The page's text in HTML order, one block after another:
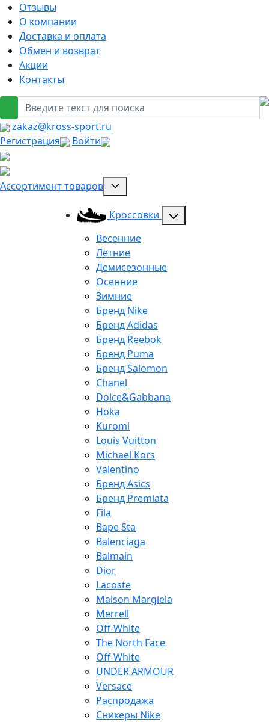
Отзывы
О компании
Доставка и оплата
Обмен и возврат
Акции
Контакты
zakaz@kross-sport.ru
Регистрация
Войти
Ассортимент товаров
Кроссовки
Весенние
Летние
Демисезонные
Осенние
Зимние
Бренд Nike
Бренд Adidas
Бренд Reebok
Бренд Puma
Бренд Salomon
Chanel
Dolce&Gabbana
Hoka
Kuromi
Louis Vuitton
Michael Kors
Valentino
Бренд Asics
Бренд Premiata
Fila
Bape Sta
Balenciaga
Balmain
Dior
Lacoste
Maison Margiela
Merrell
Off-White
The North Face
Off-White
UNDER ARMOUR
Versace
Распродажа
Сникеры Nike